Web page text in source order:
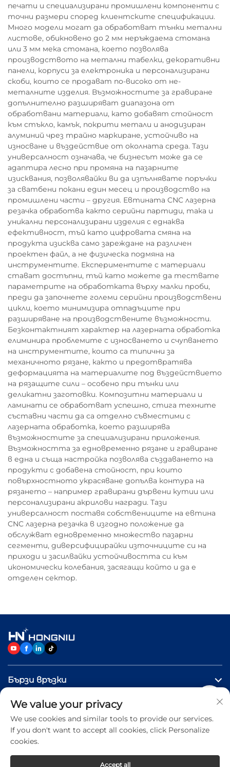
печати и специализирани промишлени компоненти с
точни размери според клиентските спецификации.
Много модели могат да обработват тънки метални
листове, обикновено до 2 мм неръждаема стомана
или 3 мм мека стомана, което позволява
производството на метални табелки, декоративни
панели, корпуси за електроника и персонализирани
скоби, които се продават по-високо от не-
металните изделия. Възможностите за гравиране
допълнително разширяват диапазона от
обработвани материали, като добавят стойност
към стъкло, камък, покрити метали и анодизиран
алуминий чрез трайно маркиране, устойчиво на
износване и въздействие от околната среда. Тази
универсалност означава, че бизнесът може да се
адаптира лесно при промяна на пазарните
изисквания, позволявайки ви да изпълнявате поръчки
за сватбени покани един месец и производство на
промишлени части – другия. Евтината CNC лазерна
резачка обработва както серийни партиди, така и
уникални персонализирани изделия с еднаква
ефективност, тъй като цифровата смяна на
продукта изисква само зареждане на различен
проектен файл, а не физическа подмяна на
инструментите. Експериментите с материали
стават достъпни, тъй като можете да тествате
параметрите на обработката върху малки проби,
преди да започнете големи серийни производствени
цикли, което минимизира отпадъците при
разширяване на производствените възможности.
Безконтактният характер на лазерната обработка
елиминира проблемите с износването и счупването
на инструментите, които са типични за
механичното рязане, както и предотвратява
деформацията на материалите под въздействието
на рязащите сили – особено при тънки или
деликатни заготовки. Композитни материали и
ламинати се обработват успешно, стига техните
съставни части да са отделно съвместими с
лазерната обработка, което разширява
възможностите за специализирани приложения.
Възможността за едновременно рязане и гравиране
в една и съща настройка позволява създаването на
продукти с добавена стойност, при които
повърхностното украсяване допълва контура на
рязането – например гравирани дървени кутии или
персонализирани акрилови награди. Тази
универсалност поставя собствениците на евтина
CNC лазерна резачка в изгодно положение да
обслужват едновременно множество пазарни
сегменти, диверсифицирайки източниците си на
приходи и засилвайки устойчивостта си към
икономически колебания, засягащи който и да е
отделен сектор.
Бързи връзки
ПРОДУКТИ
Свържете се с нас
We value your privacy
We use cookies and similar tools to provide our services.
If you don't want to accept all cookies, click Personalize
cookies.
Accept all